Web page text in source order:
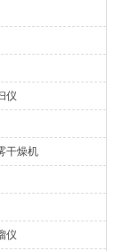
仪
干燥机
仪